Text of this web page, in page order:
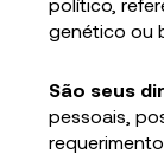
genético ou
São seus
pessoais,